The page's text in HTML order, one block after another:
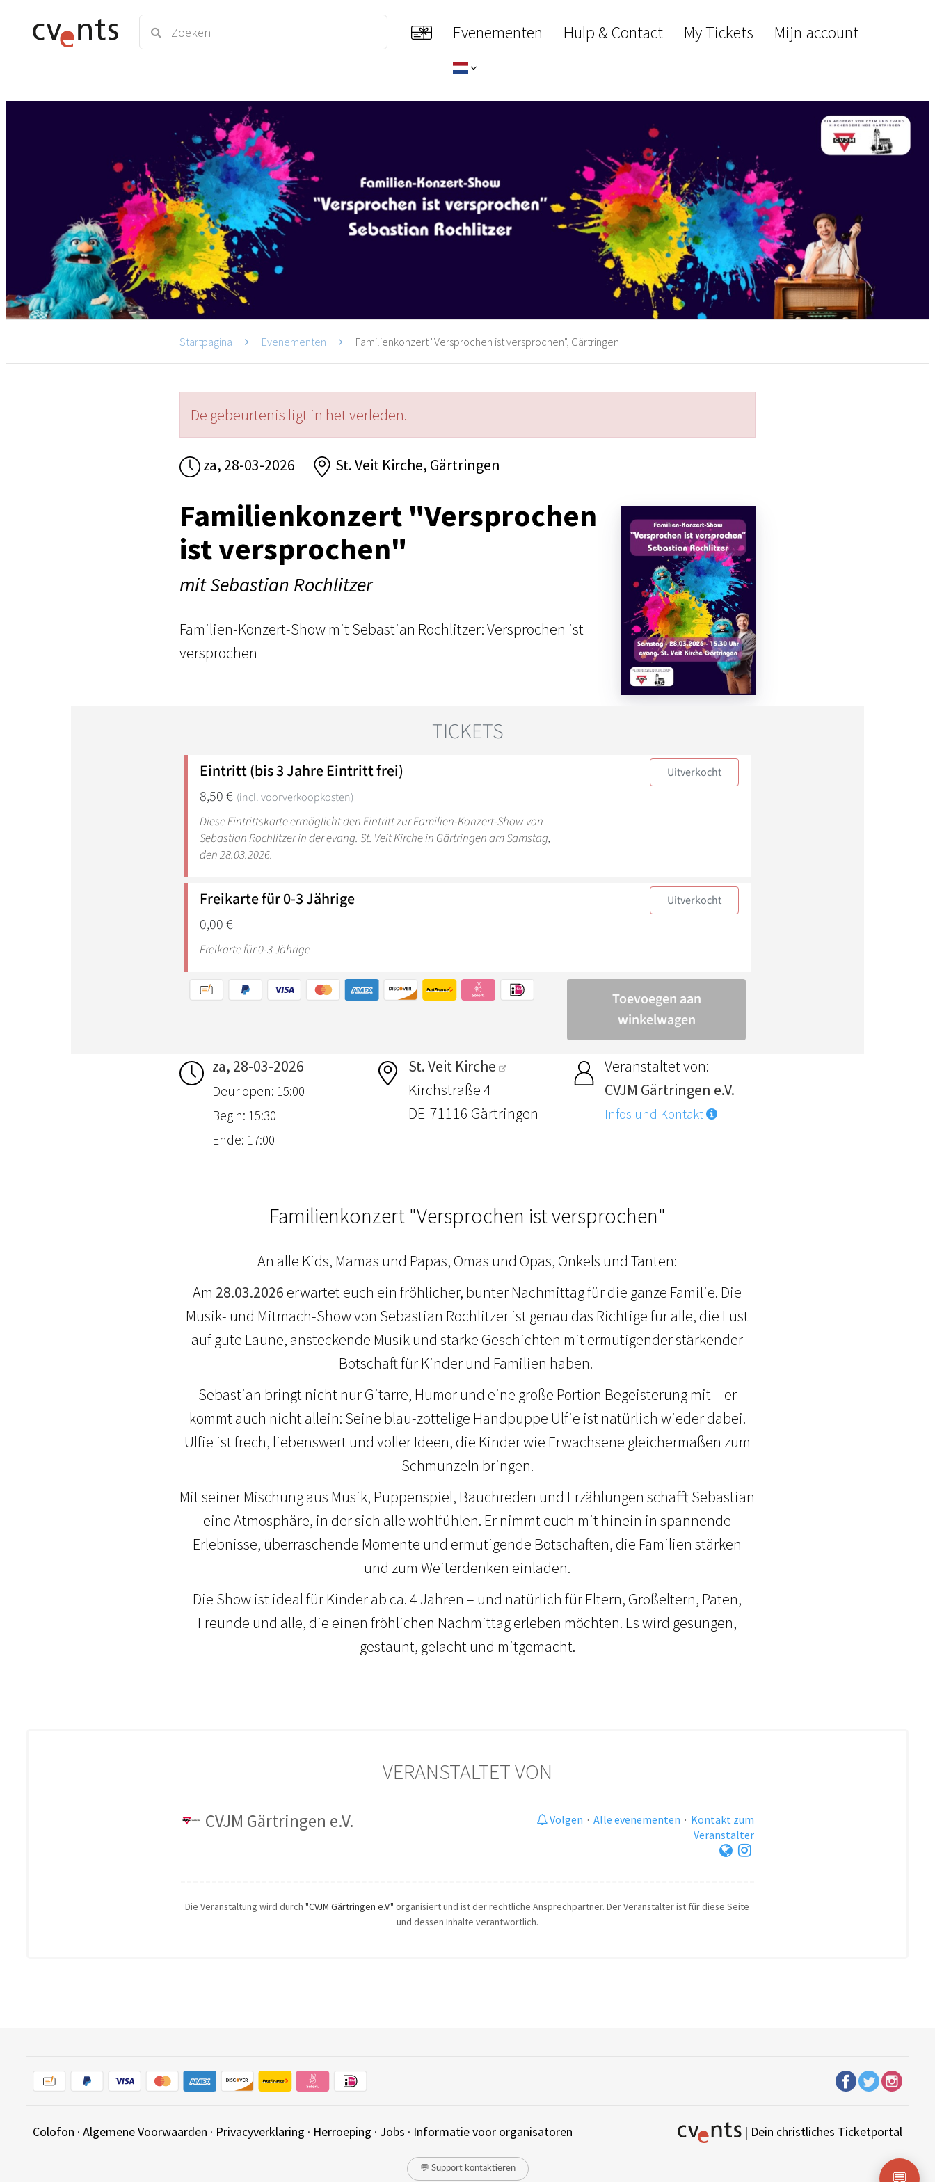
Evenementen Hulp & Contact My Tickets Mijn account
Startpagina Evenementen Familienkonzert "Versprochen ist versprochen", Gärtringen
De gebeurtenis ligt in het verleden.
za, 28-03-2026 St. Veit Kirche, Gärtringen
Familienkonzert "Versprochen
ist versprochen"
mit Sebastian Rochlitzer
Familien-Konzert-Show mit Sebastian Rochlitzer: Versprochen ist
versprochen
za, 28-03-2026
Deur open: 15:00
Begin: 15:30
Ende: 17:00
St. Veit Kirche
Kirchstraße 4
DE-71116 Gärtringen
Veranstaltet von:
CVJM Gärtringen e.V.
Infos und Kontakt
Familienkonzert "Versprochen ist versprochen"
An alle Kids, Mamas und Papas, Omas und Opas, Onkels und Tanten:
Am 28.03.2026 erwartet euch ein fröhlicher, bunter Nachmittag für die ganze Familie. Die
Musik- und Mitmach-Show von Sebastian Rochlitzer ist genau das Richtige für alle, die Lust
auf gute Laune, ansteckende Musik und starke Geschichten mit ermutigender stärkender
Botschaft für Kinder und Familien haben.
Sebastian bringt nicht nur Gitarre, Humor und eine große Portion Begeisterung mit – er
kommt auch nicht allein: Seine blau-zottelige Handpuppe Ulfie ist natürlich wieder dabei.
Ulfie ist frech, liebenswert und voller Ideen, die Kinder wie Erwachsene gleichermaßen zum
Schmunzeln bringen.
Mit seiner Mischung aus Musik, Puppenspiel, Bauchreden und Erzählungen schafft Sebastian
eine Atmosphäre, in der sich alle wohlfühlen. Er nimmt euch mit hinein in spannende
Erlebnisse, überraschende Momente und ermutigende Botschaften, die Familien stärken
und zum Weiterdenken einladen.
Die Show ist ideal für Kinder ab ca. 4 Jahren – und natürlich für Eltern, Großeltern, Paten,
Freunde und alle, die einen fröhlichen Nachmittag erleben möchten. Es wird gesungen,
gestaunt, gelacht und mitgemacht.
VERANSTALTET VON
CVJM Gärtringen e.V. Volgen · Alle evenementen · Kontakt zum
Veranstalter
Die Veranstaltung wird durch"CVJM Gärtringen e.V." organisiert und ist der rechtliche Ansprechpartner. Der Veranstalter ist für diese Seite
und dessen Inhalte verantwortlich.
Colofon · Algemene Voorwaarden · Privacyverklaring · Herroeping · Jobs · Informatie voor organisatoren | Dein christliches Ticketportal
💬 Support kontaktieren